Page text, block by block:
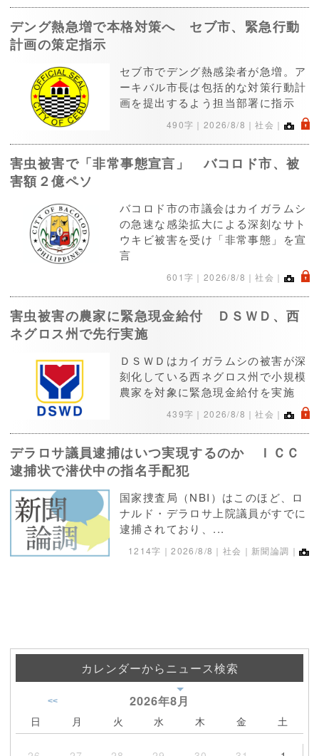
デング熱急増で本格対策へ セブ市、緊急行動
計画の策定指示
セブ市でデング熱感染者が急増。ア
ーキバル市長は包括的な対策行動計
画を提出するよう担当部署に指示
490字｜ 2026/8/8 ｜社会｜ .
害虫被害で「非常事態宣言」 バコロド市、被
害額２億ペソ
バコロド市の市議会はカイガラムシ
の急速な感染拡大による深刻なサト
ウキビ被害を受け「非常事態」を宣
言
601字｜ 2026/8/8 ｜社会｜ .
害虫被害の農家に緊急現金給付 ＤＳＷＤ、西
ネグロス州で先行実施
ＤＳＷＤはカイガラムシの被害が深
刻化している西ネグロス州で小規模
農家を対象に緊急現金給付を実施
439字｜ 2026/8/8 ｜社会｜ .
デラロサ議員逮捕はいつ実現するのか ＩＣＣ
逮捕状で潜伏中の指名手配犯
国家捜査局（NBI）はこのほど、ロ
ナルド・デラロサ上院議員がすでに
逮捕されており、...
1214字｜2026/8/8 ｜社会｜新聞論調｜
カレンダーからニュース検索
2026年8月
<<
日 月 火 水 木 金 土